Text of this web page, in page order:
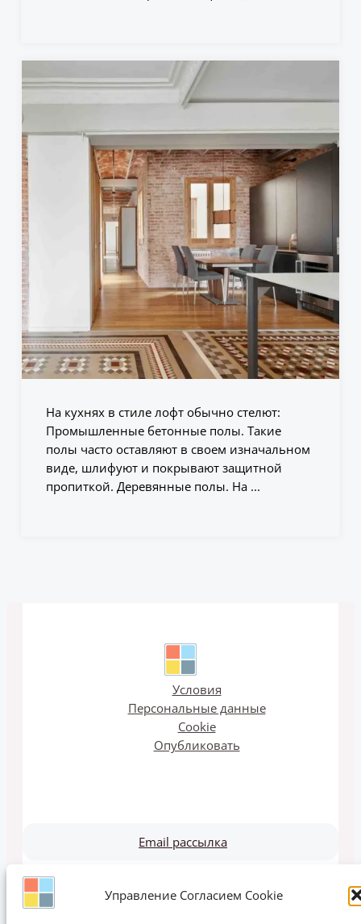
Управление Согласием Cookie
На кухнях в стиле лофт обычно стелют:
Промышленные бетонные полы. Такие
полы часто оставляют в своем изначальном
виде, шлифуют и покрывают защитной
пропиткой. Деревянные полы. На ...
Условия
Персональные данные
Cookie
Опубликовать
Email рассылка